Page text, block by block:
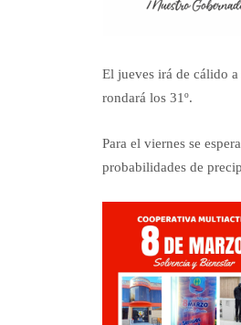
El jueves irá de cálido
rondará los 31º.
Para el viernes se
probabilidades de